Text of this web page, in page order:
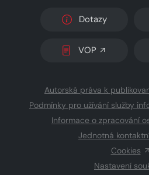
Dotazy
VOP
Autorská práva k
Podmínky pro užívání služby
Informace o zpracování
Jednotná
Cookies
Nastavení